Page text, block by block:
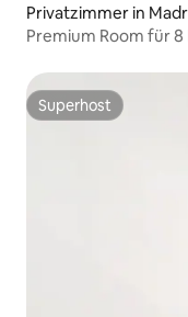
Privatzimmer in
Premium Room für 8
Superhost
Superhost